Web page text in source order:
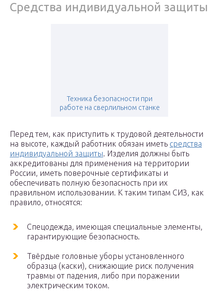
Средства индивидуальной защиты
Техника безопасности при
работе на сверлильном станке
Перед тем, как приступить к трудовой деятельности
на высоте, каждый работник обязан иметь средства
индивидуальной защиты. Изделия должны быть
аккредитованы для применения на территории
России, иметь поверочные сертификаты и
обеспечивать полную безопасность при их
правильном использовании. К таким типам СИЗ, как
правило, относятся:
Спецодежда, имеющая специальные элементы,
гарантирующие безопасность.
Твёрдые головные уборы установленного
образца (каски), снижающие риск получения
травмы от падения, либо при поражении
электрическим током.